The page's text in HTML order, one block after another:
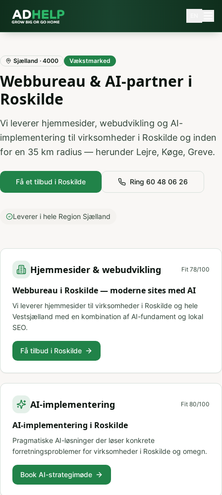
Sjælland · 4000 Vækstmarked
Webbureau & AI-partner i
Roskilde
Vi leverer hjemmesider, webudvikling og AI-
implementering til virksomheder i Roskilde og inden
for en 35 km radius — herunder Lejre, Køge, Greve.
Få et tilbud i Roskilde Ring 60 48 06 26
Leverer i hele Region Sjælland
Hjemmesider & webudvikling Fit 78/100
Webbureau i Roskilde — moderne sites med AI
Vi leverer hjemmesider til virksomheder i Roskilde og hele
Vestsjælland med en kombination af AI-fundament og lokal
SEO.
Få tilbud i Roskilde
AI-implementering Fit 80/100
AI-implementering i Roskilde
Pragmatiske AI-løsninger der løser konkrete
forretningsproblemer for virksomheder i Roskilde og omegn.
Book AI-strategimøde